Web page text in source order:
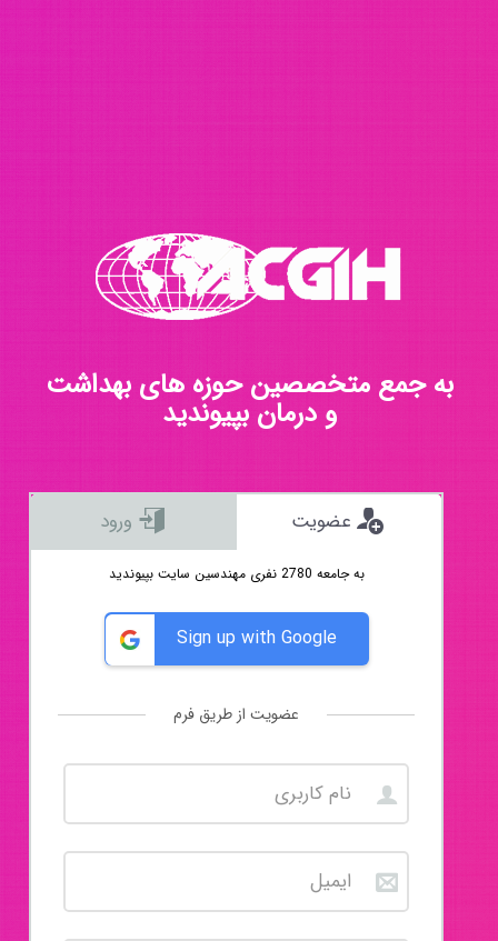
به جمع متخصصین حوزه های بهداشت
و درمان بپیوندید
به جامعه 2780 نفری مهندسین سایت بپیوندید
Sign up with Google
عضویت از طریق فرم